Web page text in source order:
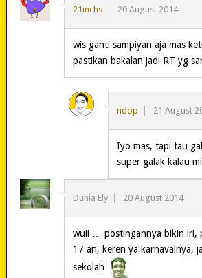
21inchs 20 August 2014
wis ganti sampiyan aja mas
pastikan bakalan jadi RT yg
ndop 21 August
Iyo mas, tapi tau
super galak kalau
Dunia Ely 20 August 2014
wuii … postingannya bikin iri,
17 an, keren ya karnavalnya,
sekolah